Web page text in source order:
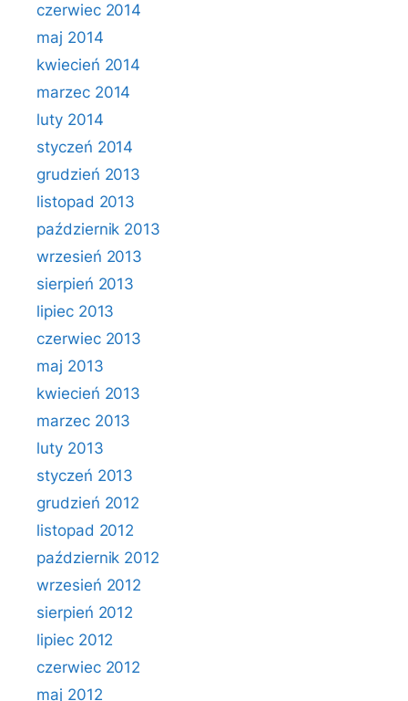
czerwiec 2014
maj 2014
kwiecień 2014
marzec 2014
luty 2014
styczeń 2014
grudzień 2013
listopad 2013
październik 2013
wrzesień 2013
sierpień 2013
lipiec 2013
czerwiec 2013
maj 2013
kwiecień 2013
marzec 2013
luty 2013
styczeń 2013
grudzień 2012
listopad 2012
październik 2012
wrzesień 2012
sierpień 2012
lipiec 2012
czerwiec 2012
maj 2012